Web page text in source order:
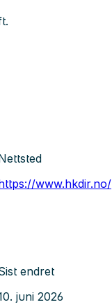
www.hkdir.no/
endret
juni 2026